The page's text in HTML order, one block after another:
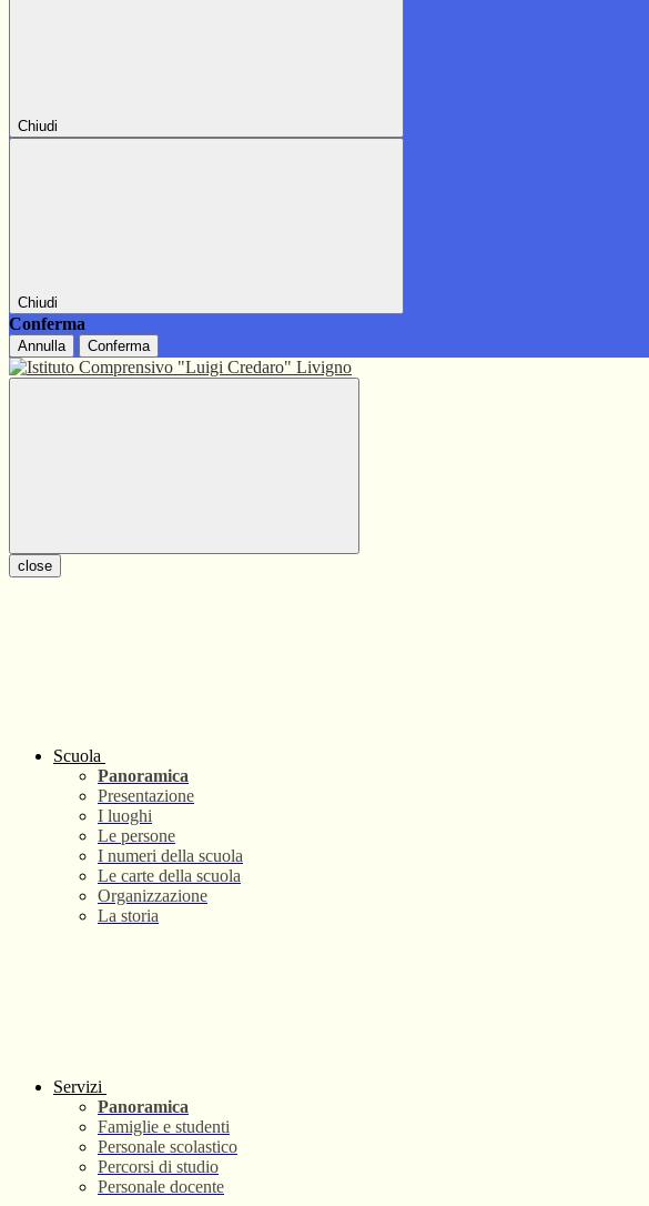
Chiudi
Chiudi
Conferma
Annulla Conferma
close
Scuola
Panoramica
Presentazione
I luoghi
Le persone
I numeri della scuola
Le carte della scuola
Organizzazione
La storia
Servizi
Panoramica
Famiglie e studenti
Personale scolastico
Percorsi di studio
Personale docente